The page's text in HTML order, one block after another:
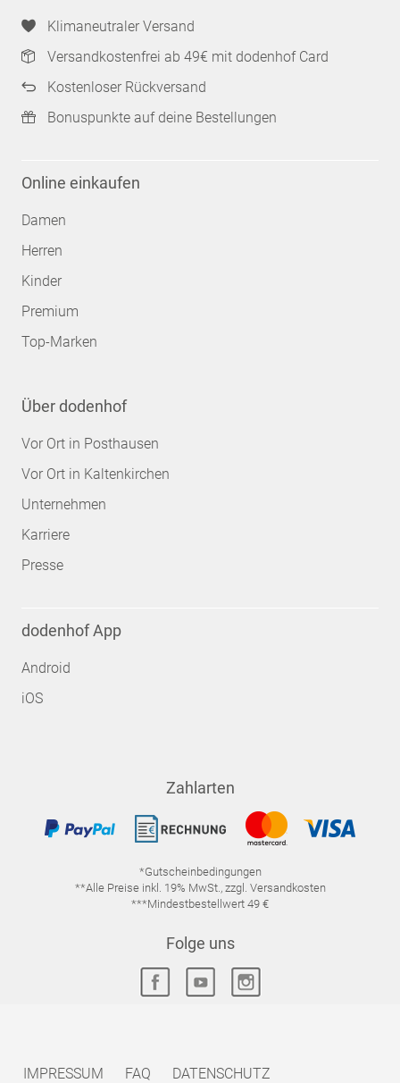
Klimaneutraler Versand
Versandkostenfrei ab 49€ mit dodenhof Card
Kostenloser Rückversand
Bonuspunkte auf deine Bestellungen
Online einkaufen
Damen
Herren
Kinder
Premium
Top-Marken
Über dodenhof
Vor Ort in Posthausen
Vor Ort in Kaltenkirchen
Unternehmen
Karriere
Presse
dodenhof App
Android
iOS
Zahlarten
*Gutscheinbedingungen
**Alle Preise inkl. 19% MwSt., zzgl. Versandkosten
***Mindestbestellwert 49 €
Folge uns
IMPRESSUM FAQ DATENSCHUTZ